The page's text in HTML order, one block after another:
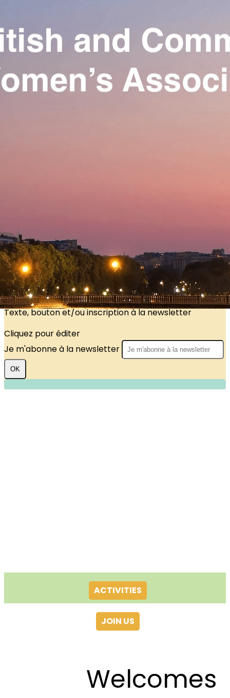
Exporter uniquement les colonnes affichées
Ajoutez un logo, un bouton, des réseaux sociaux
Our Association
Activities
Join us
?>
Images de la page d'accueil
Cliquez pour éditer
Texte, bouton et/ou inscription à la newsletter
Cliquez pour éditer
Je m'abonne à la newsletter
OK
ACTIVITIES
JOIN US
Welcomes